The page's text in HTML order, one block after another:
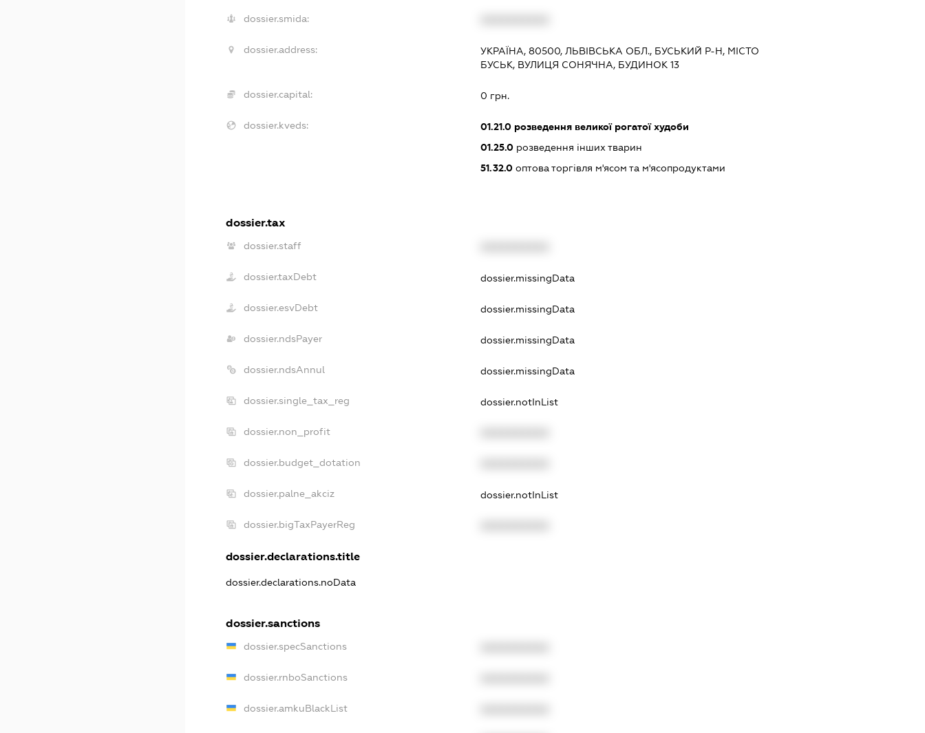
dossier.smida:
dossier.address:
УКРАЇНА, 80500, ЛЬВІВСЬКА ОБЛ., БУСЬКИЙ Р-Н, МІСТО
БУСЬК, ВУЛИЦЯ СОНЯЧНА, БУДИНОК 13
dossier.capital: 0 грн.
dossier.kveds: 01.21.0 розведення великої рогатої худоби
01.25.0 розведення інших тварин
51.32.0 оптова торгівля м'ясом та м'ясопродуктами
dossier.tax
dossier.staff
dossier.taxDebt dossier.missingData
dossier.esvDebt dossier.missingData
dossier.ndsPayer dossier.missingData
dossier.ndsAnnul dossier.missingData
dossier.single_tax_reg dossier.notInList
dossier.non_profit
dossier.budget_dotation
dossier.palne_akciz dossier.notInList
dossier.bigTaxPayerReg
dossier.declarations.title
dossier.declarations.noData
dossier.sanctions
dossier.specSanctions
dossier.rnboSanctions
dossier.amkuBlackList